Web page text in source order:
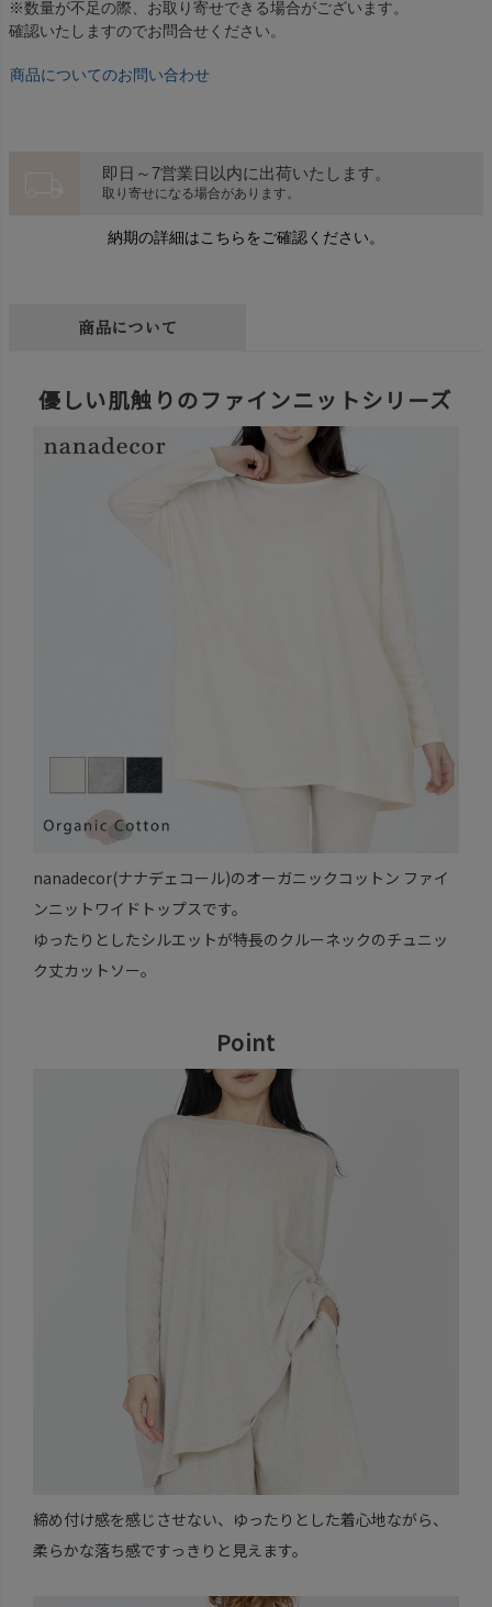
※数量が不足の際、お取り寄せできる場合がございます。
確認いたしますのでお問合せください。
商品についてのお問い合わせ
即日～7営業日以内に出荷いたします。
取り寄せになる場合があります。
納期の詳細はこちらをご確認ください。
商品について
優しい肌触りのファインニットシリーズ
nanadecor(ナナデェコール)のオーガニックコットン ファイ
ンニットワイドトップスです。
ゆったりとしたシルエットが特長のクルーネックのチュニッ
ク丈カットソー。
Point
締め付け感を感じさせない、ゆったりとした着心地ながら、
柔らかな落ち感ですっきりと見えます。